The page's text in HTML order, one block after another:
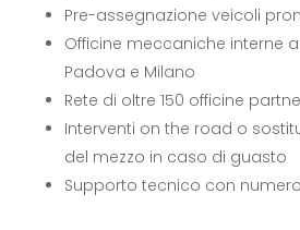
Pre-assegnazione veicoli
Officine meccaniche interne a
Padova e Milano
Rete di oltre 150 officine
Interventi on the road o
del mezzo in caso di guasto
Supporto tecnico con